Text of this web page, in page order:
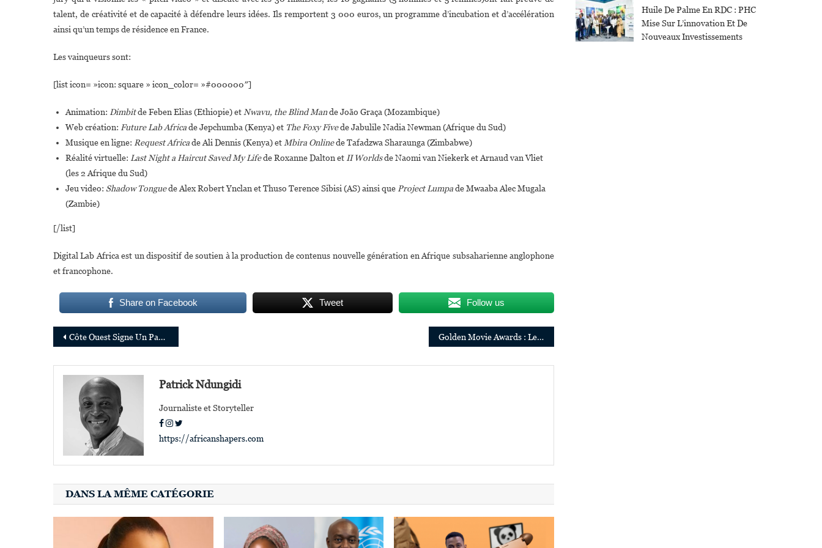
(DLA):
talent, de créativité et de capacité à défendre leurs idées. Ils remportent 3 000 euros, un programme d’incubation et d’accélération
ainsi qu’un temps de résidence en France.
Les vainqueurs sont:
[list icon= »icon: square » icon_color= »#000000″]
Animation: Dimbitde Feben Elias (Ethiopie) et Nwavu, the Blind Mande João Graça (Mozambique)
Web création: Future Lab Africade Jepchumba (Kenya) et The Foxy Fivede Jabulile Nadia Newman (Afrique du Sud)
Musique en ligne: Request Africade Ali Dennis (Kenya) et Mbira Onlinede Tafadzwa Sharaunga (Zimbabwe)
Réalité virtuelle: Last Night a Haircut Saved My Lifede Roxanne Dalton et II Worldsde Naomi van Niekerk et Arnaud van Vliet
(les 2 Afrique du Sud)
Jeu video: Shadow Tonguede Alex Robert Ynclan et Thuso Terence Sibisi (AS) ainsi que Project Lumpade Mwaaba Alec Mugala
(Zambie)
[/list]
Digital Lab Africa est un dispositif de soutien à la production de contenus nouvelle génération en Afrique subsaharienne anglophone
et francophone.
Share on Facebook Tweet Follow us
Navigation
de
l’article
Côte Ouest Signe Un Partenariat Stratégique Avec The Africa Channel Golden Movie Awards : Le Cameroun Rafle 6 Trophées
Patrick Ndungidi
Journaliste et Storyteller
https://africanshapers.com
DANS LA MÊME CATÉGORIE
Huile De Palme En RDC : PHC
Mise Sur L’innovation Et De
Nouveaux Investissements